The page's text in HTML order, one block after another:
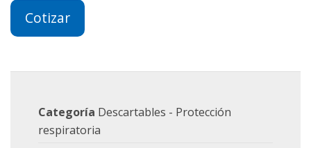
Cotizar
Categoría Descartables - Protección
respiratoria